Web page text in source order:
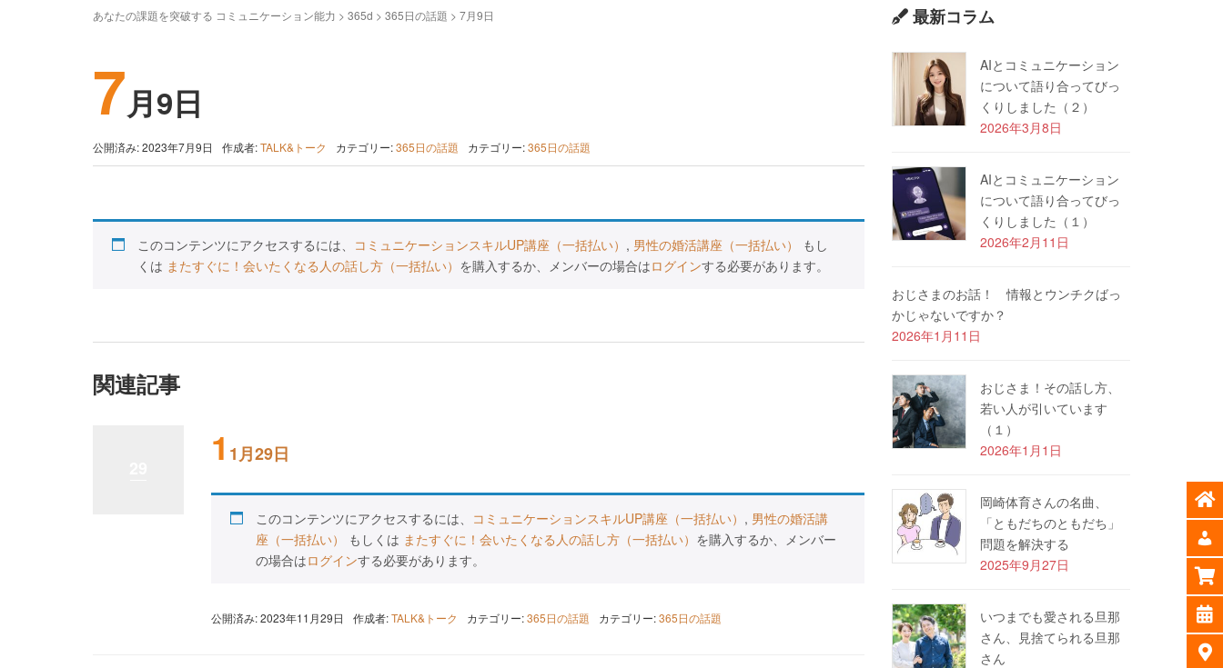
あなたの課題を突破する コミュニケーション能力 > 365d > 365日の話題 > 7月9日
7月9日
公開済み: 2023年7月9日 作成者:TALK&トーク カテゴリー:365日の話題 カテゴリー:365日の話題
このコンテンツにアクセスするには、 コミュニケーションスキルUP講座（一括払い） , 男性の婚活講座（一括払い）
もし
くは またすぐに！会いたくなる人の話し方（一括払い） を購入するか、メンバーの場合はログインする必要があります。
関連記事
1 1月29日
このコンテンツにアクセスするには、 コミュニケーションスキルUP講座（一括払い） , 男性の婚活講
座（一括払い）
もしくは またすぐに！会いたくなる人の話し方（一括払い） を購入するか、メンバー
の場合はログインする必要があります。
公開済み: 2023年11月29日 作成者:TALK&トーク カテゴリー:365日の話題 カテゴリー:365日の話題
最新コラム
AIとコミュニケーション
について語り合ってびっ
くりしました（２）
2026年3月8日
AIとコミュニケーション
について語り合ってびっ
くりしました（１）
2026年2月11日
おじさまのお話！ 情報とウンチクばっ
かじゃないですか？
2026年1月11日
おじさま！その話し方、
若い人が引いています
（１）
2026年1月1日
岡崎体育さんの名曲、
「ともだちのともだち」
問題を解決する
2025年9月27日
いつまでも愛される旦那
さん、見捨てられる旦那
さん